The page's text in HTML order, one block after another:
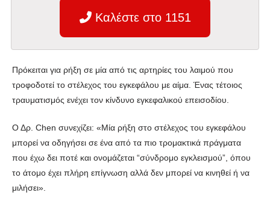
Καλέστε στο 1151
Πρόκειται για ρήξη σε μία από τις αρτηρίες του λαιμού που
τροφοδοτεί το στέλεχος του εγκεφάλου με αίμα. Ένας τέτοιος
τραυματισμός ενέχει τον κίνδυνο εγκεφαλικού επεισοδίου.
Ο Δρ. Chen συνεχίζει: «Μία ρήξη στο στέλεχος του εγκεφάλου
μπορεί να οδηγήσει σε ένα από τα πιο τρομακτικά πράγματα
που έχω δει ποτέ και ονομάζεται “σύνδρομο εγκλεισμού”, όπου
το άτομο έχει πλήρη επίγνωση αλλά δεν μπορεί να κινηθεί ή να
μιλήσει».